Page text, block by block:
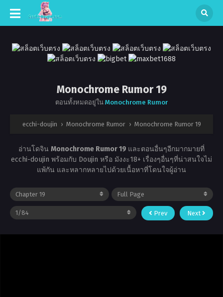
Monochrome Rumor 19
ตอนทั้งหมดอยู่ใน Monochrome Rumor
ecchi-doujin › Monochrome Rumor › Monochrome Rumor 19
อ่านโดจิน Monochrome Rumor 19 และตอนอื่นๆอีกมากมายที่
ecchi-doujin พร้อมกับ Doujin หรือ มังงะ18+ เรื่องๆอื่นๆที่น่าสนใจไม่
แพ้กัน และหลากหลายไปด้วยเนื้อหาที่โดนใจผู้อ่าน
Prev Next